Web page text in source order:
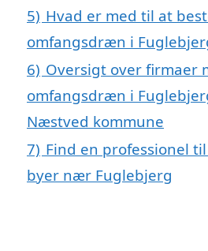
5) Hvad er med til at
omfangsdræn i
6) Oversigt over firmaer
omfangsdræn i
Næstved kommune
7) Find en professionel
byer nær Fuglebjerg